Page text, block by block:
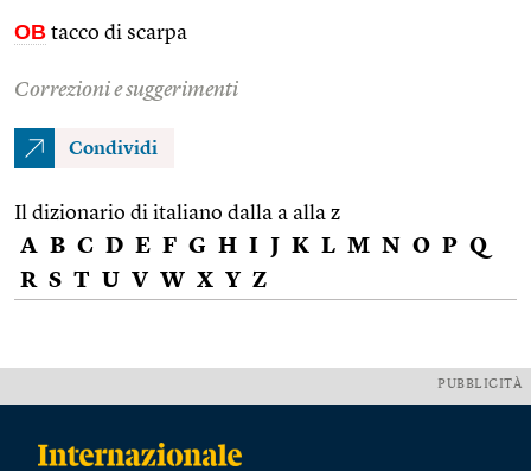
OB tacco di scarpa
Correzioni e suggerimenti
Condividi
Il dizionario di italiano dalla a alla z
A B C D E F G H I J K L M N O P Q
R S T U V W X Y Z
PUBBLICITÀ